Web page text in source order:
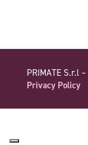
PRIMATE S.r.l
Privacy Policy